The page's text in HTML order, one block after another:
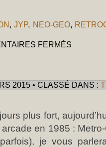
,JYP, NEO-GEO,
FERMÉS
2015 • CLASSÉ DANS :
plus fort,
en 1985 :
je vous